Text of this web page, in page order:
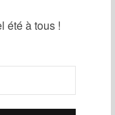
été à tous !